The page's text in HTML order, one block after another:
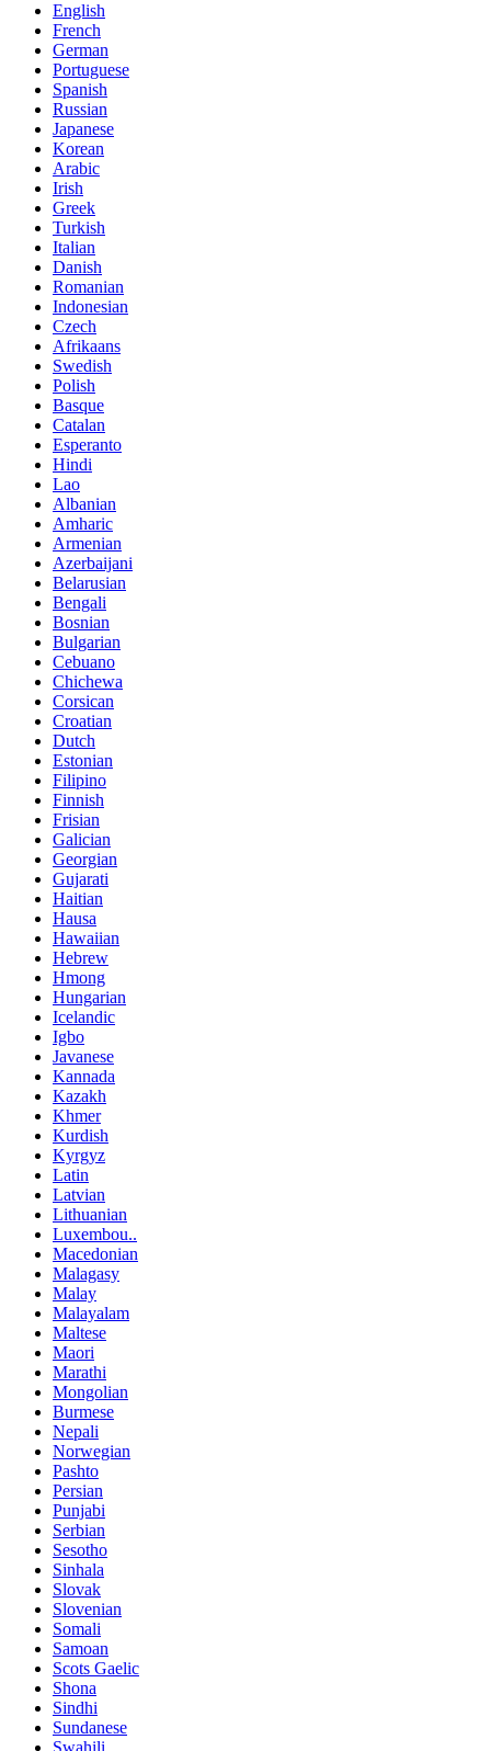
English
French
German
Portuguese
Spanish
Russian
Japanese
Korean
Arabic
Irish
Greek
Turkish
Italian
Danish
Romanian
Indonesian
Czech
Afrikaans
Swedish
Polish
Basque
Catalan
Esperanto
Hindi
Lao
Albanian
Amharic
Armenian
Azerbaijani
Belarusian
Bengali
Bosnian
Bulgarian
Cebuano
Chichewa
Corsican
Croatian
Dutch
Estonian
Filipino
Finnish
Frisian
Galician
Georgian
Gujarati
Haitian
Hausa
Hawaiian
Hebrew
Hmong
Hungarian
Icelandic
Igbo
Javanese
Kannada
Kazakh
Khmer
Kurdish
Kyrgyz
Latin
Latvian
Lithuanian
Luxembou..
Macedonian
Malagasy
Malay
Malayalam
Maltese
Maori
Marathi
Mongolian
Burmese
Nepali
Norwegian
Pashto
Persian
Punjabi
Serbian
Sesotho
Sinhala
Slovak
Slovenian
Somali
Samoan
Scots Gaelic
Shona
Sindhi
Sundanese